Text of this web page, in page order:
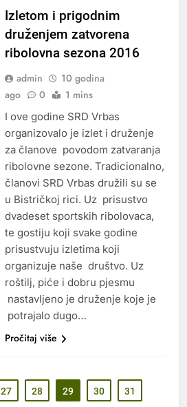
Izletom i prigodnim
druženjem zatvorena
ribolovna sezona 2016
admin
10 godina
ago
0 1 mins
I ove godine SRD Vrbas
organizovalo je izlet i druženje
za članove povodom zatvaranja
ribolovne sezone. Tradicionalno,
članovi SRD Vrbas družili su se
u Bistričkoj rici. Uz prisustvo
dvadeset sportskih ribolovaca,
te gostiju koji svake godine
prisustvuju izletima koji
organizuje naše društvo. Uz
roštilj, piće i dobru pjesmu
nastavljeno je druženje koje je
potrajalo dugo…
Pročitaj više
27 28 29 30 31